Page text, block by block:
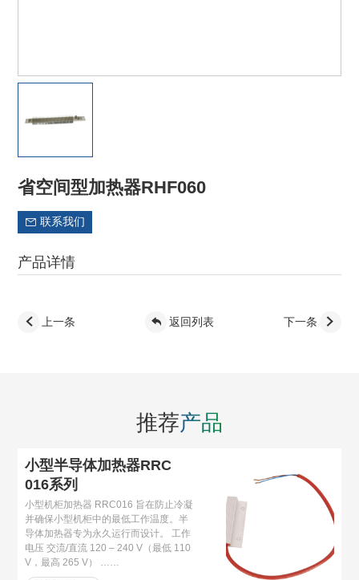
省空间型加热器RHF060
联系我们
产品详情
上一条 返回列表 下一条
推荐产品
小型半导体加热器RRC
016系列
小型机柜加热器 RRC016 旨在防止冷凝
并确保小型机柜中的最低工作温度。半
导体加热器专为永久运行而设计。 工作
电压 交流/直流 120 – 240 V（最低 110
V，最高 265 V） ……